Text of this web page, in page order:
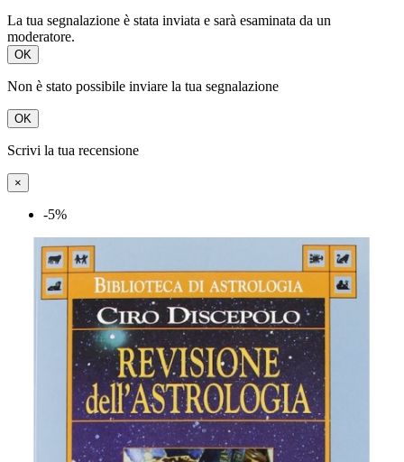
La tua segnalazione è stata inviata e sarà esaminata da un
moderatore.
OK
Non è stato possibile inviare la tua segnalazione
OK
Scrivi la tua recensione
×
-5%